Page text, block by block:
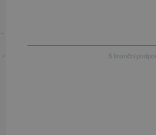
S finanční